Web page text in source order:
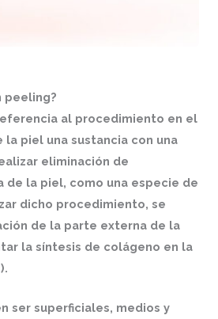
peeling?
al procedimiento en el
la piel una sustancia con una
eliminación de
de la piel, como una especie de
dicho procedimiento, se
de la parte externa de la
la síntesis de colágeno en la
ser superficiales, medios y